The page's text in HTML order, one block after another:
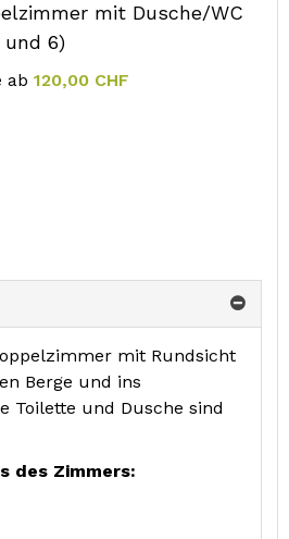
mit Dusche/WC
und 6)
ab 120,00 CHF
mit Rundsicht
Berge und ins
Toilette und Dusche sind
des Zimmers: